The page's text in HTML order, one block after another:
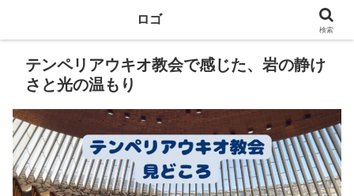
テンペリアウキオ教会で感じた、岩の静け
さと光の温もり
ロゴ
検索